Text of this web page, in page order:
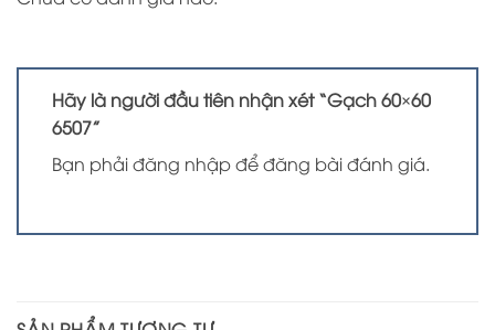
Hãy là người đầu tiên nhận xét “Gạch 60×60
6507”
Bạn phảiđăng nhậpđể đăng bài đánh giá.